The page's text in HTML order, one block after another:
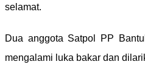
selamat.
Dua anggota Satpol PP
mengalami luka bakar dan